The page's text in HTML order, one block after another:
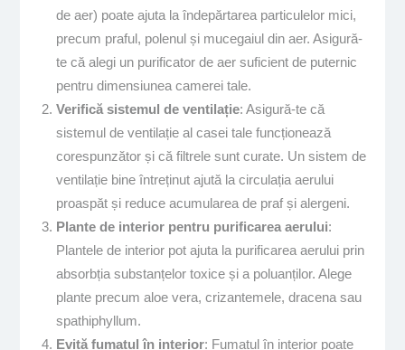
de aer) poate ajuta la îndepărtarea particulelor mici,
precum praful, polenul și mucegaiul din aer. Asigură-
te că alegi un purificator de aer suficient de puternic
pentru dimensiunea camerei tale.
Verifică sistemul de ventilație: Asigură-te că
sistemul de ventilație al casei tale funcționează
corespunzător și că filtrele sunt curate. Un sistem de
ventilație bine întreținut ajută la circulația aerului
proaspăt și reduce acumularea de praf și alergeni.
Plante de interior pentru purificarea aerului:
Plantele de interior pot ajuta la purificarea aerului prin
absorbția substanțelor toxice și a poluanților. Alege
plante precum aloe vera, crizantemele, dracena sau
spathiphyllum.
Evită fumatul în interior: Fumatul în interior poate